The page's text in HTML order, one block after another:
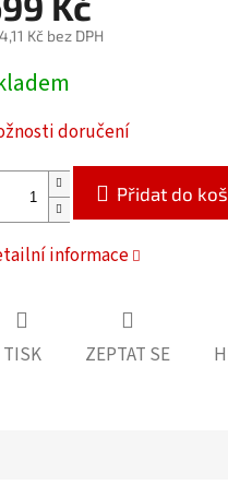
Kč bez DPH
doručení
Přidat do
informace
TISK ZEPTAT SE